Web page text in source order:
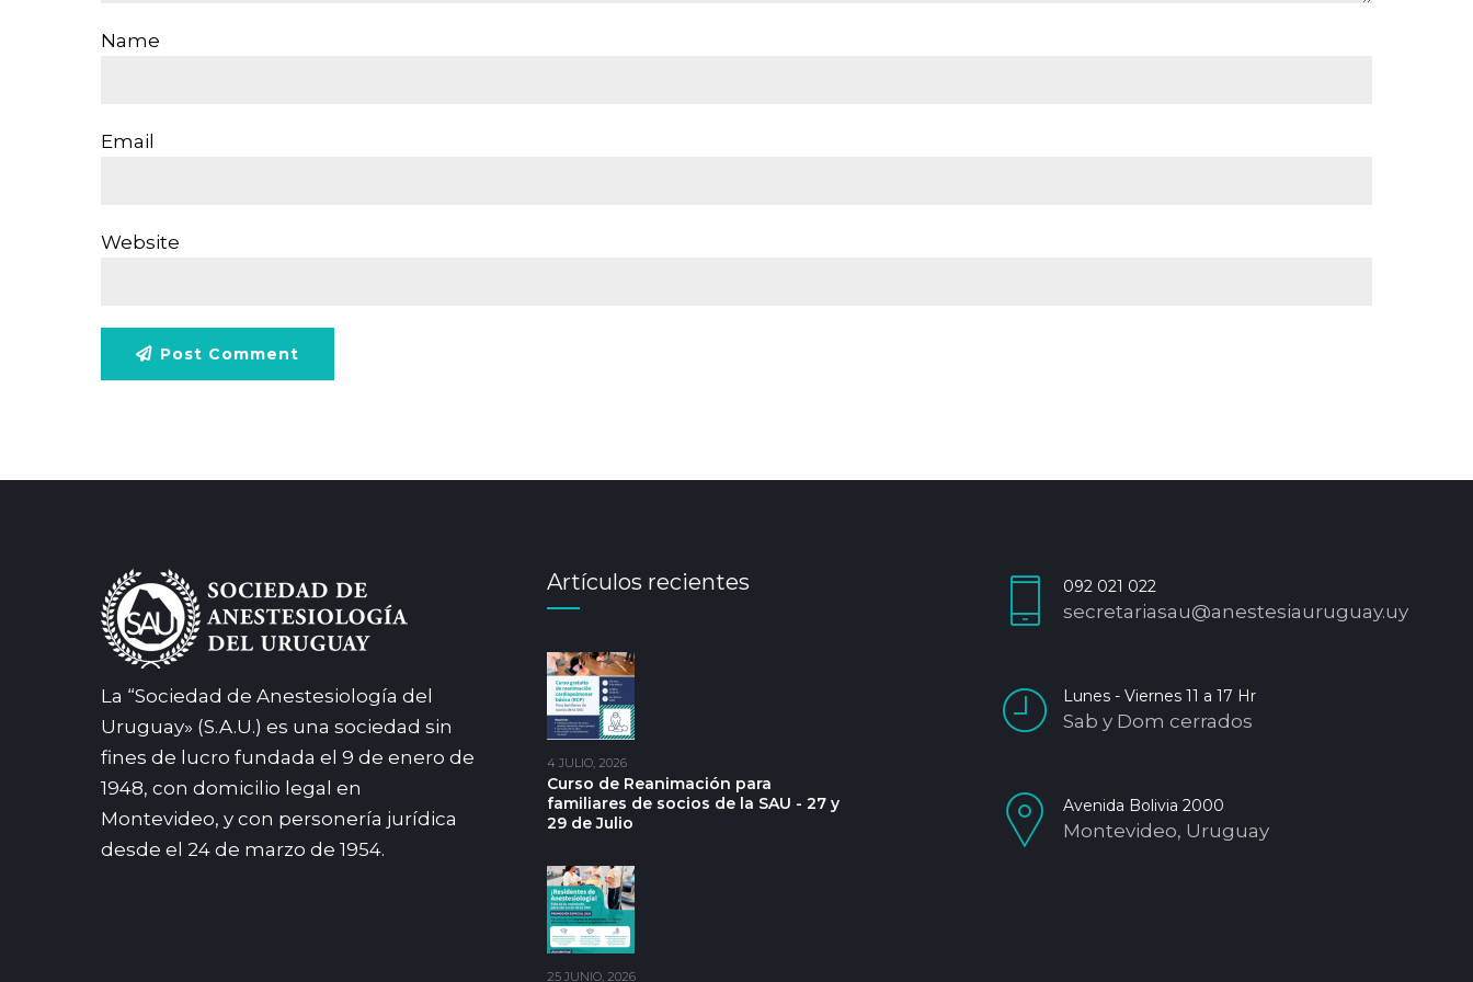
Name
Email
Website
Post Comment
La “Sociedad de Anestesiología del
Uruguay» (S.A.U.) es una sociedad sin
fines de lucro fundada el 9 de enero de
1948, con domicilio legal en
Montevideo, y con personería jurídica
desde el 24 de marzo de 1954.
Artículos recientes
4 JULIO, 2026
Curso de Reanimación para
familiares de socios de la SAU - 27 y
29 de Julio
25 JUNIO, 2026
092 021 022
secretariasau@anestesiauruguay.uy
Lunes - Viernes 11 a 17 Hr
Sab y Dom cerrados
Avenida Bolivia 2000
Montevideo, Uruguay